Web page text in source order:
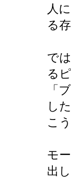
人
る
で
る
「
し
こ
モ
出